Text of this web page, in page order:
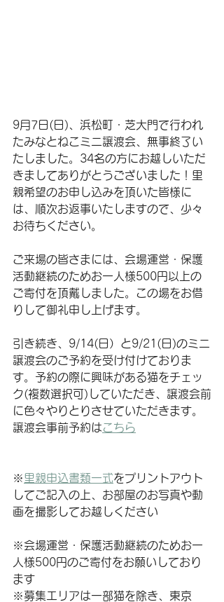
9月7日(日)、 浜松町・芝大門で行われ
たみなとねこミニ譲渡会、無事終了い
たしました。 34名の方にお越しいただ
きましてありがとうございました！里
親希望のお申し込みを頂いた皆様に
は、順次お返事いたしますので、少々
お待ちください。
ご来場の皆さまには、会場運営・保護
活動継続のためお一人様500円以上の
ご寄付を頂戴しました。この場をお借
りして御礼申し上げます。
引き続き、9/14(日）と9/21(日)のミニ
譲渡会のご予約を受け付けておりま
す。 予約の際に興味がある猫をチェッ
ク(複数選択可)していただき、譲渡会前
に色々やりとりさせていただきます。
譲渡会事前予約はこちら
※里親申込書類一式をプリントアウト
してご記入の上、お部屋のお写真や動
画を撮影してお越しください
※会場運営・保護活動継続のためお一
人様500円のご寄付をお願いしており
ます
※募集エリアは一部猫を除き、東京